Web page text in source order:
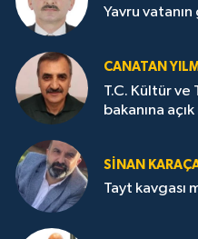
Yavru
CANATAN
T.C. Kültür ve
bakanına
SİNAN
Tayt kavgası